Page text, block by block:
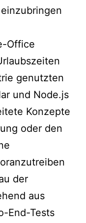
Office
genutzten
und Node.js
Konzepte
oder den
der
aus
End-Tests